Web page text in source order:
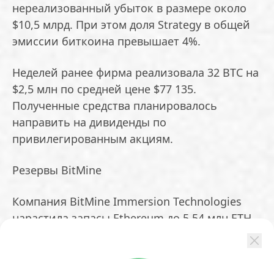
нереализованный убыток в размере около
$10,5 млрд. При этом доля Strategy в общей
эмиссии биткоина превышает 4%.
Неделей ранее фирма реализовала 32 BTC на
$2,5 млн по средней цене $77 135.
Полученные средства планировалось
направить на дивиденды по
привилегированным акциям.
Резервы BitMine
Компания BitMine Immersion Technologies
нарастила запасы Ethereum до 5,54 млн ETH.